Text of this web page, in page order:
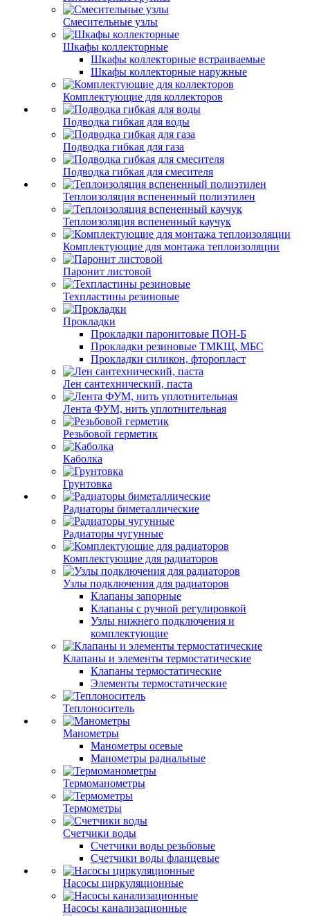
Смесительные узлы
Шкафы коллекторные
Шкафы коллекторные встраиваемые
Шкафы коллекторные наружные
Комплектующие для коллекторов
Подводка гибкая для воды
Подводка гибкая для газа
Подводка гибкая для смесителя
Теплоизоляция вспененный полиэтилен
Теплоизоляция вспененный каучук
Комплектующие для монтажа теплоизоляции
Паронит листовой
Техпластины резиновые
Прокладки
Прокладки паронитовые ПОН-Б
Прокладки резиновые ТМКЩ, МБС
Прокладки силикон, фторопласт
Лен сантехнический, паста
Лента ФУМ, нить уплотнительная
Резьбовой герметик
Каболка
Грунтовка
Радиаторы биметаллические
Радиаторы чугунные
Комплектующие для радиаторов
Узлы подключения для радиаторов
Клапаны запорные
Клапаны с ручной регулировкой
Узлы нижнего подключения и
комплектующие
Клапаны и элементы термостатические
Клапаны термостатические
Элементы термостатические
Теплоноситель
Манометры
Манометры осевые
Манометры радиальные
Термоманометры
Термометры
Счетчики воды
Счетчики воды резьбовые
Счетчики воды фланцевые
Насосы циркуляционные
Насосы канализационные